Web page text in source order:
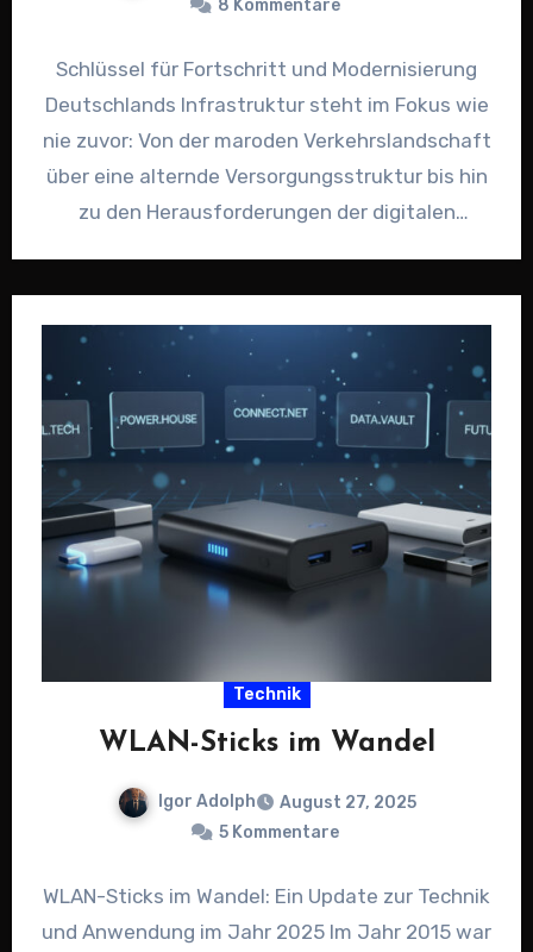
8 Kommentare
Schlüssel für Fortschritt und Modernisierung
Deutschlands Infrastruktur steht im Fokus wie
nie zuvor: Von der maroden Verkehrslandschaft
über eine alternde Versorgungsstruktur bis hin
zu den Herausforderungen der digitalen
Technik
WLAN-Sticks im Wandel
Igor Adolph
August 27, 2025
5 Kommentare
WLAN-Sticks im Wandel: Ein Update zur Technik
und Anwendung im Jahr 2025 Im Jahr 2015 war